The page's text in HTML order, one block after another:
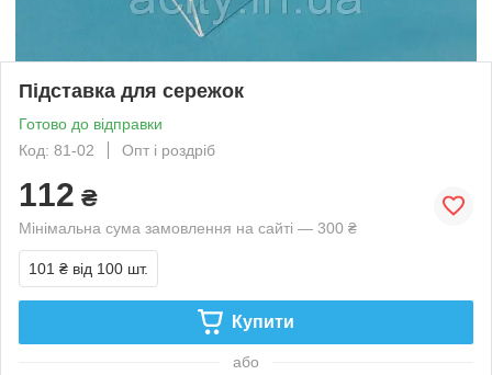
Підставка для сережок
Готово до відправки
Код: 81-02
Опт і роздріб
112 ₴
Мінімальна сума замовлення на сайті — 300 ₴
101 ₴ від 100 шт.
Купити
або